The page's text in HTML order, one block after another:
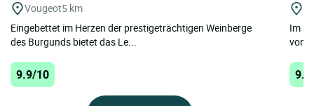
Vougeot5 km
Eingebettet im Herzen der prestigeträchtigen Weinberge
des Burgunds bietet das Le...
9.9/10
Im
von